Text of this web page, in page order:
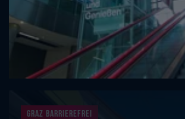
Graz barrierefrei